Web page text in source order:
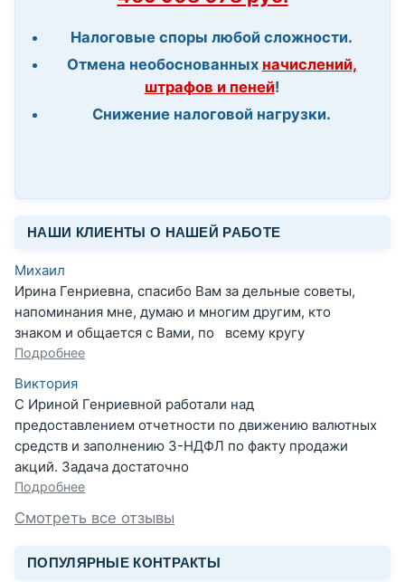
Налоговые споры любой сложности.
Отмена необоснованных начислений,
штрафов и пеней!
Снижение налоговой нагрузки.
НАШИ КЛИЕНТЫ О НАШЕЙ РАБОТЕ
Михаил
Ирина Генриевна, спасибо Вам за дельные советы,
напоминания мне, думаю и многим другим, кто
знаком и общается с Вами, по всему кругу
Подробнее
Виктория
С Ириной Генриевной работали над
предоставлением отчетности по движению валютных
средств и заполнению 3-НДФЛ по факту продажи
акций. Задача достаточно
Подробнее
Смотреть все отзывы
ПОПУЛЯРНЫЕ КОНТРАКТЫ